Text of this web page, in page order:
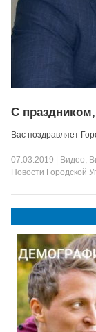
С
Вас поздравляет
07.03.2019 Видео,
Новости Городской